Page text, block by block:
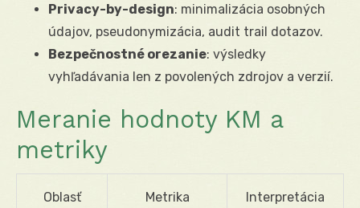
Privacy-by-design: minimalizácia osobných
údajov, pseudonymizácia, audit trail dotazov.
Bezpečnostné orezanie: výsledky
vyhľadávania len z povolených zdrojov a verzií.
Meranie hodnoty KM a
metriky
Oblasť Metrika Interpretácia